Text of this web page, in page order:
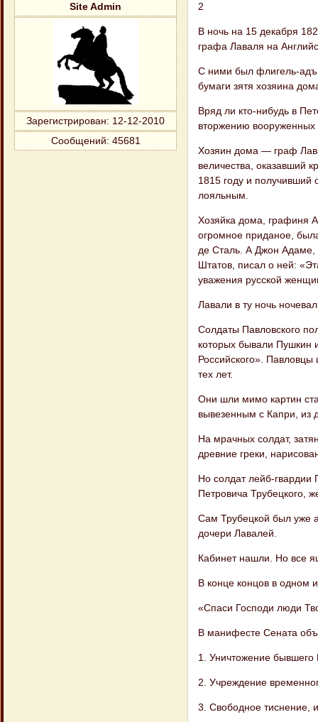
Site Admin
Зарегистрирован: 12-12-2010
Сообщений: 45681
2
В ночь на 15 декабря
графа Лаваля на
С ними был флигель-
бумаги зятя хозяина
Вряд ли кто-нибудь в
вторжению воору​женных
Хозяин дома — граф
величества, оказавший
1815 году и получивший
лояльным.
Хозяйка дома, графиня
огромное прида​ное,
де Сталь. А Джон Адаме,
Штатов, писал о ней:
уважения русской
Лавали в ту ночь
Солдаты Павловского
которых бывали Пушкин
Российского».
тех лет.
Они шли мимо картин
вывезенным с Капри, из
На мрачных солдат,
древние греки,
Но солдат лейб-гвардии
Петровича Трубецкого,
Сам Трубецкой был уже
дочери Лавалей.
Кабинет нашли. Но все
В конце концов в одном
«Спаси Господи люди
В манифесте Сената
1. Уничтожение бывшего
2. Учреждение
3. Свободное тиснение,